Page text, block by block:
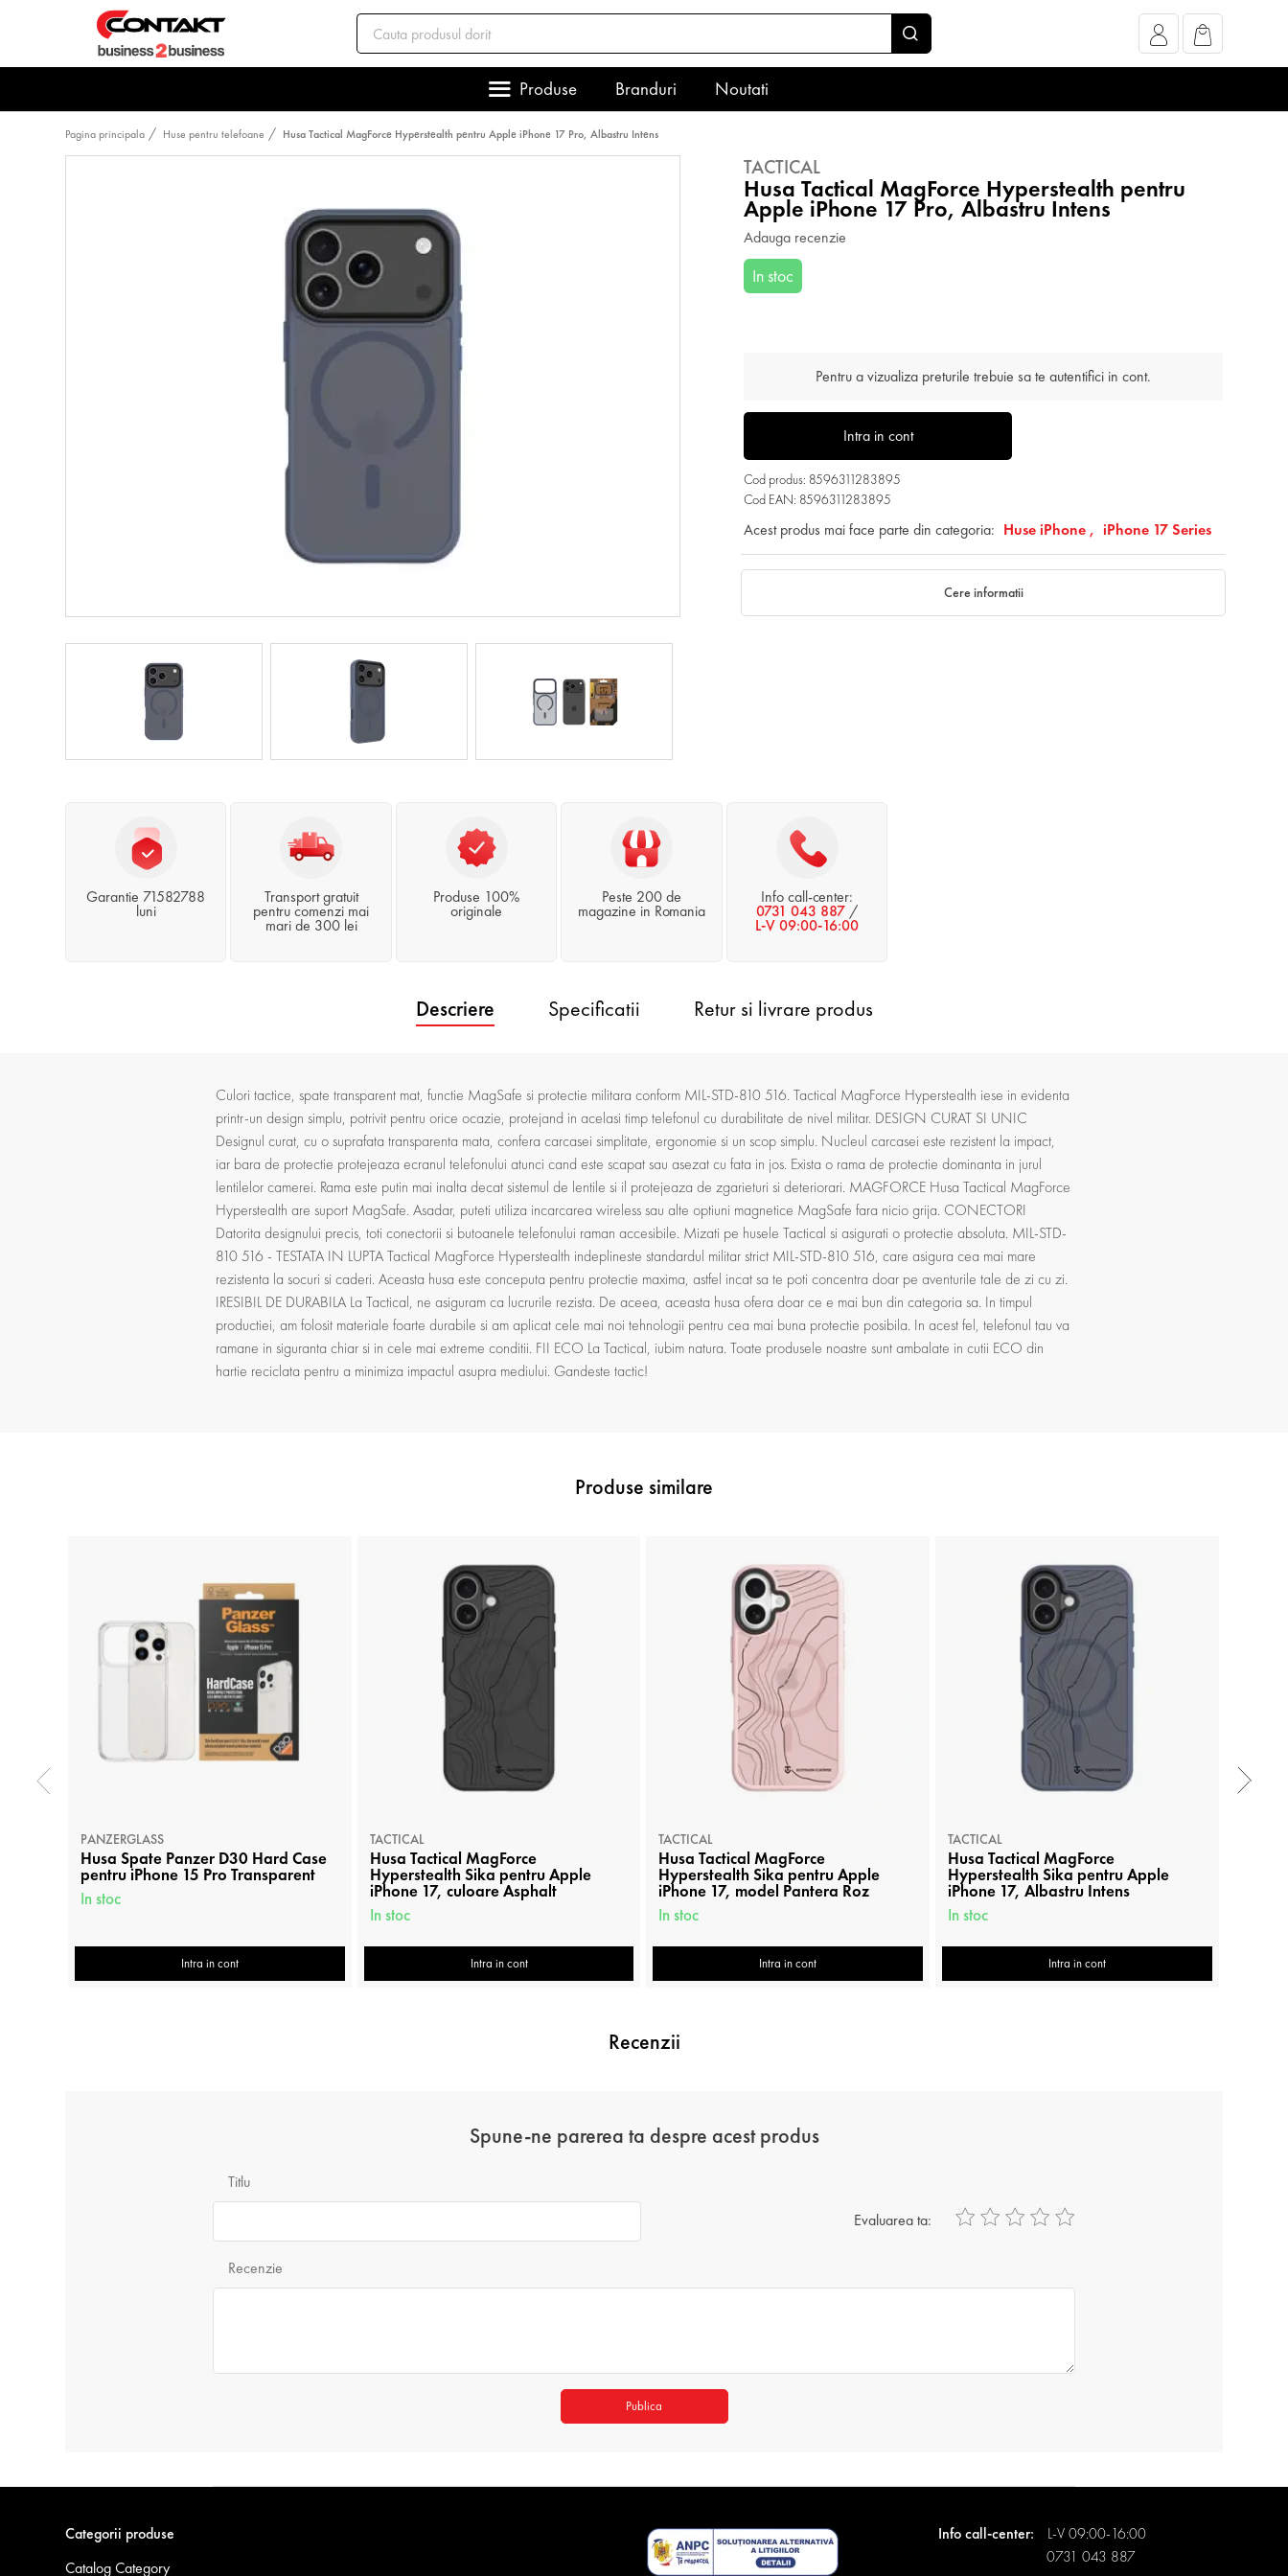
Produse Branduri Noutati
Pagina principala Huse pentru telefoane Husa Tactical MagForce Hyperstealth pentru Apple iPhone 17 Pro, Albastru Intens
TACTICAL
Husa Tactical MagForce Hyperstealth pentru
Apple iPhone 17 Pro, Albastru Intens
Adauga recenzie
In stoc
Pentru a vizualiza preturile trebuie sa te autentifici in cont.
Intra in cont
Cod produs: 8596311283895
Cod EAN: 8596311283895
Acest produs mai face parte din categoria: Huse iPhone , iPhone 17 Series
Cere informatii
Garantie 71582788
luni
Transport gratuit
pentru comenzi mai
mari de 300 lei
Produse 100%
originale
Peste 200 de
magazine in Romania
Info call-center:
0731 043 887 /
L-V 09:00-16:00
Descriere Specificatii Retur si livrare produs
Culori tactice, spate transparent mat, functie MagSafe si protectie militara conform MIL-STD-810 516. Tactical MagForce Hyperstealth iese in evidenta
printr-un design simplu, potrivit pentru orice ocazie, protejand in acelasi timp telefonul cu durabilitate de nivel militar. DESIGN CURAT SI UNIC
Designul curat, cu o suprafata transparenta mata, confera carcasei simplitate, ergonomie si un scop simplu. Nucleul carcasei este rezistent la impact,
iar bara de protectie protejeaza ecranul telefonului atunci cand este scapat sau asezat cu fata in jos. Exista o rama de protectie dominanta in jurul
lentilelor camerei. Rama este putin mai inalta decat sistemul de lentile si il protejeaza de zgarieturi si deteriorari. MAGFORCE Husa Tactical MagForce
Hyperstealth are suport MagSafe. Asadar, puteti utiliza incarcarea wireless sau alte optiuni magnetice MagSafe fara nicio grija. CONECTORI
Datorita designului precis, toti conectorii si butoanele telefonului raman accesibile. Mizati pe husele Tactical si asigurati o protectie absoluta. MIL-STD-
810 516 - TESTATA IN LUPTA Tactical MagForce Hyperstealth indeplineste standardul militar strict MIL-STD-810 516, care asigura cea mai mare
rezistenta la socuri si caderi. Aceasta husa este conceputa pentru protectie maxima, astfel incat sa te poti concentra doar pe aventurile tale de zi cu zi.
IRESIBIL DE DURABILA La Tactical, ne asiguram ca lucrurile rezista. De aceea, aceasta husa ofera doar ce e mai bun din categoria sa. In timpul
productiei, am folosit materiale foarte durabile si am aplicat cele mai noi tehnologii pentru cea mai buna protectie posibila. In acest fel, telefonul tau va
ramane in siguranta chiar si in cele mai extreme conditii. FII ECO La Tactical, iubim natura. Toate produsele noastre sunt ambalate in cutii ECO din
hartie reciclata pentru a minimiza impactul asupra mediului. Gandeste tactic!
Produse similare
PANZERGLASS
Husa Spate Panzer D30 Hard Case
pentru iPhone 15 Pro Transparent
In stoc
Intra in cont
TACTICAL
Husa Tactical MagForce
Hyperstealth Sika pentru Apple
iPhone 17, culoare Asphalt
In stoc
Intra in cont
TACTICAL
Husa Tactical MagForce
Hyperstealth Sika pentru Apple
iPhone 17, model Pantera Roz
In stoc
Intra in cont
TACTICAL
Husa Tactical MagForce
Hyperstealth Sika pentru Apple
iPhone 17, Albastru Intens
In stoc
Intra in cont
Recenzii
Spune-ne parerea ta despre acest produs
Titlu
Evaluarea ta:
Recenzie
Publica
Categorii produse
Catalog Category
Info call-center:
L-V 09:00-16:00
0731 043 887